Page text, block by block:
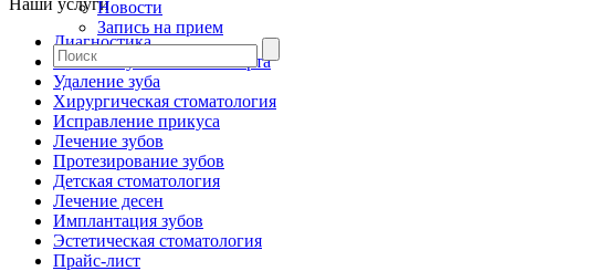
Новости
Запись на прием
Диагностика
Гигиена зубов и полости рта
Удаление зуба
Хирургическая стоматология
Исправление прикуса
Лечение зубов
Протезирование зубов
Детская стоматология
Лечение десен
Имплантация зубов
Эстетическая стоматология
Прайс-лист